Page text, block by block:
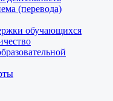
(перевода)
обучающихся